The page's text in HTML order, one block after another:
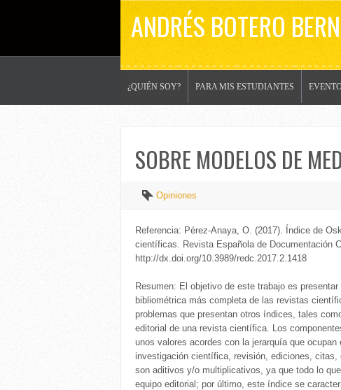
ANDRÉS BOTERO
¿QUIÉN SOY? PARA MIS ESTUDIANTES
SOBRE MODELOS DE
Opiniones
Referencia: Pérez-Anaya, O. (2017). Índice de
científicas. Revista Española de Documentación
http://dx.doi.org/10.3989/redc.2017.2.1418
Resumen: El objetivo de este trabajo es
bibliométrica más completa de las revistas
problemas que presentan otros índices, tales
editorial de una revista científica. Los
unos valores acordes con la jerarquía que
investigación científica, revisión, ediciones,
son aditivos y/o multiplicativos, ya que todo lo
equipo editorial; por último, este índice se